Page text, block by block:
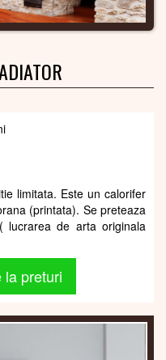
limitata. Este un calorifer
(printata). Se preteaza
lucrarea de arta originala
la preturi